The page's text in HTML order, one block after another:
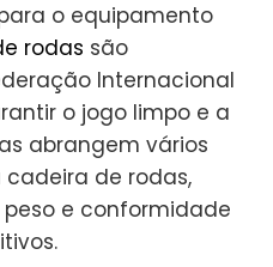
o equipamento
rodas são
Internacional
o jogo limpo e a
abrangem vários
de rodas,
e conformidade